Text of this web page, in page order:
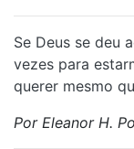
Se Deus se deu
vezes para
querer mesmo
Por Eleanor H.